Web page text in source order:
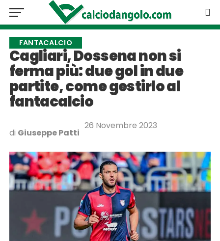
FANTACALCIO
Cagliari, Dossena non si
ferma più: due gol in due
partite, come gestirlo al
fantacalcio
di Giuseppe Patti
26 Novembre 2023